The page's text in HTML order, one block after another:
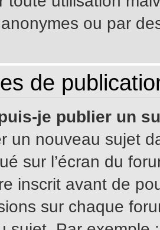
ou par
de
je publier un
un nouveau sujet
sur l’écran du
inscrit avant de
sur chaque